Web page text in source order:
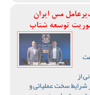
مس ایران
توسعه شتاب
ساعت
از
سخت عملیاتی و